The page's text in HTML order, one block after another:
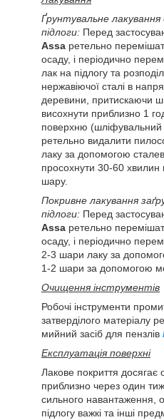
Ґрунтувальне
підлоги: Перед
Assa ретельно
осаду, і періодично
лак на підлогу та
нержавіючої сталі в
деревини, притискаючи
висохнути приблизно 1
поверхню
ретельно видалити
лаку за допомогою
просохнути 30-60
шару.
Покривне лакування
підлоги: Перед
Assa ретельно
осаду, і періодично
2-3 шари лаку за
1-2 шари за допомогою
Очищення інструментів
Робочі інструменти
затверділого матеріалу
мийний засіб для пензлів
Експлуатація поверхні
Лакове покриття досягає
приблизно через один
сильного навантаження,
підлогу важкі та інші